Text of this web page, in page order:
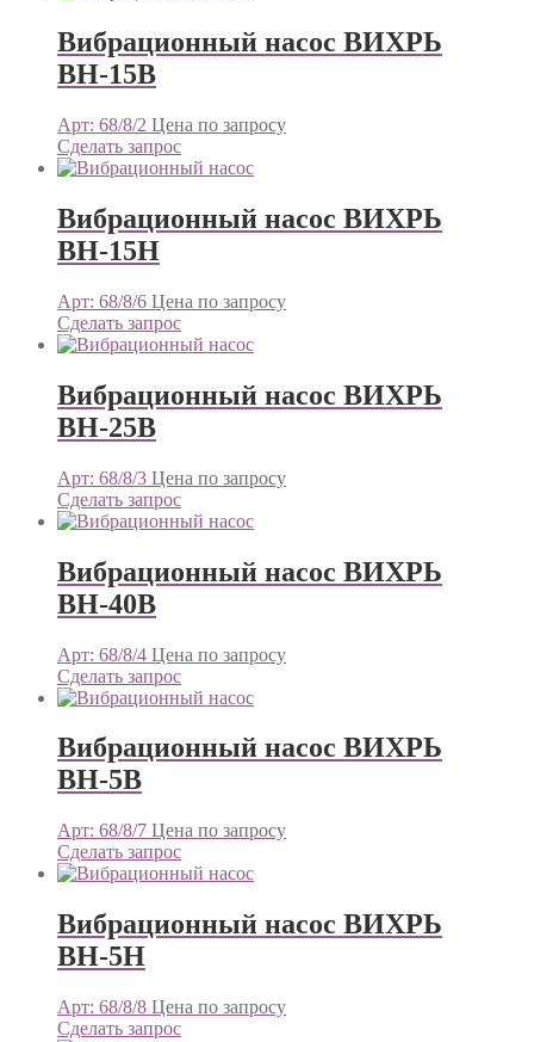
Вибрационный насос ВИХРЬ
ВН-15В
Арт: 68/8/2 Цена по запросу
Сделать запрос
Вибрационный насос ВИХРЬ
ВН-15Н
Арт: 68/8/6 Цена по запросу
Сделать запрос
Вибрационный насос ВИХРЬ
ВН-25В
Арт: 68/8/3 Цена по запросу
Сделать запрос
Вибрационный насос ВИХРЬ
ВН-40В
Арт: 68/8/4 Цена по запросу
Сделать запрос
Вибрационный насос ВИХРЬ
ВН-5В
Арт: 68/8/7 Цена по запросу
Сделать запрос
Вибрационный насос ВИХРЬ
ВН-5Н
Арт: 68/8/8 Цена по запросу
Сделать запрос